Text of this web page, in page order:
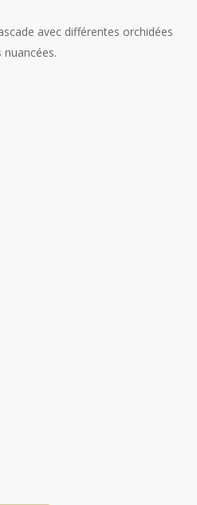
avec différentes orchidées